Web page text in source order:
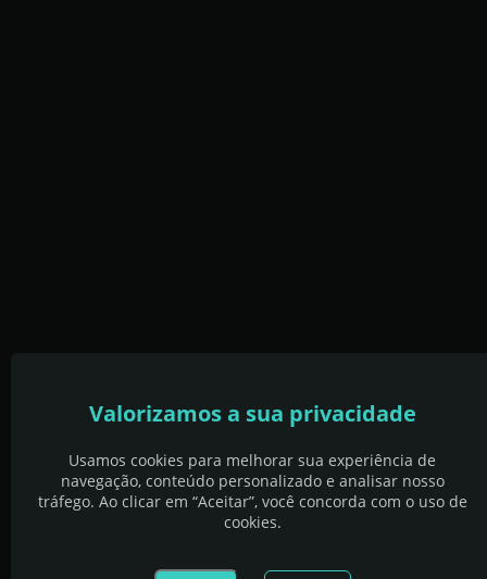
Valorizamos a sua privacidade
Usamos cookies para melhorar sua experiência de
navegação, conteúdo personalizado e analisar nosso
tráfego. Ao clicar em “Aceitar”, você concorda com o uso de
cookies.